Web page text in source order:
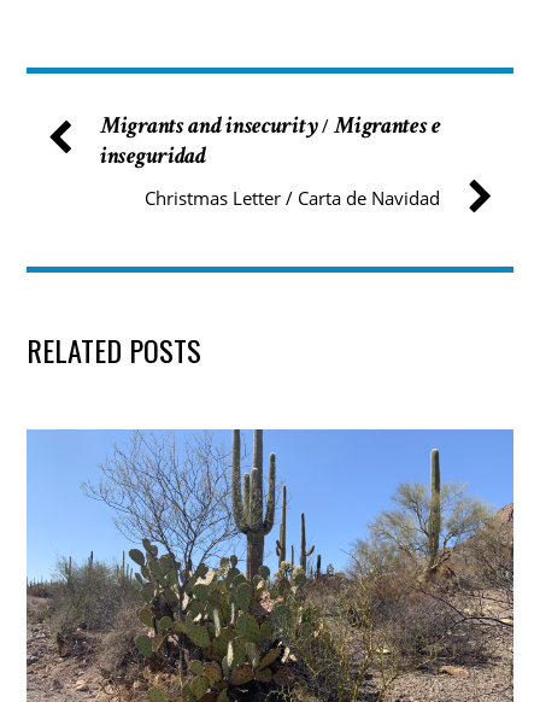
Migrants and insecurity/ Migrantes e
inseguridad
Christmas Letter / Carta de Navidad
RELATED POSTS